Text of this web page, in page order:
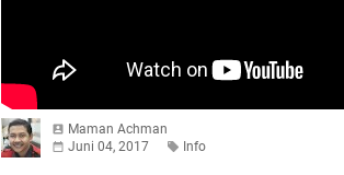
Maman Achman
Juni 04, 2017
Info